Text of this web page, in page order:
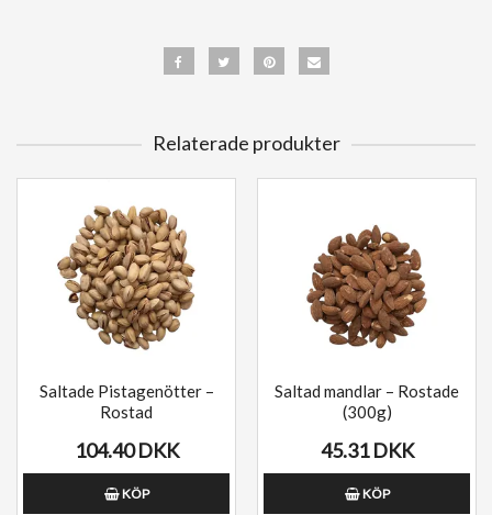
Relaterade produkter
Saltade Pistagenötter –
Rostad
104.40 DKK
KÖP
Saltad mandlar – Rostade
(300g)
45.31 DKK
KÖP